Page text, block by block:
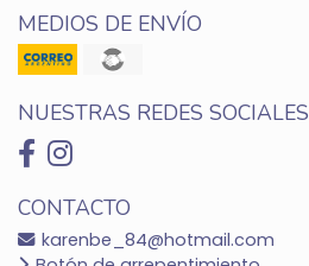
MEDIOS DE ENVÍO
NUESTRAS REDES SOCIALES
CONTACTO
karenbe_84@hotmail.com